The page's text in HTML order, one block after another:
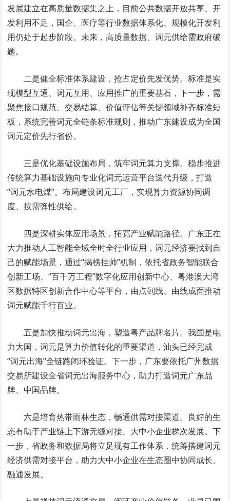
发展建立在高质量数据集之上，目前公共数据开放共享、开
发利用不足，国企、医疗等行业数据体系化、规模化开发利
用仍处于起步阶段。未来，高质量数据、词元供给需政府破
题。
二是健全标准体系建设，抢占定价先发优势。标准是实
现模型互通、词元互用、应用推广的重要基石，下一步，需
聚焦接口规范、交易结算、价值评估等关键领域补齐标准短
板，系统完善词元全链条标准规则，推动广东建设成为全国
词元定价先行省份。
三是优化基础设施布局，筑牢词元算力支撑。稳步推进
传统算力基础设施向专业化词元运营平台迭代升级，打造
“词元水电煤”。布局建设词元工厂，实现算力资源协同调
度、按需弹性供给。
四是深耕实体应用场景，拓宽产业赋能路径。广东正在
大力推动人工智能全域全时全行业应用，词元经济要找到自
己的赋能场景，通过“揭榜挂帅”机制，依托省政务智能联合
创新工场、“百千万工程”数字化应用创新中心、粤港澳大湾
区数据特区创新合作中心等平台，由点到线、由线成面推动
词元赋能千行百业。
五是加快推动词元出海，塑造粤产品牌名片。我国是电
力大国，词元是算力价值转化的重要渠道，汕头已经完成
“词元出海”全链路闭环验证。下一步，广东要依托广州数据
交易所建设全省词元出海服务中心，助力打造词元广东品
牌、中国品牌。
六是培育热带雨林生态，畅通供需对接渠道。良好的生
态有助于产业链上下游无缝对接、大中小企业梯次发展。下
一步，省政务和数据局将立足现有工作体系，统筹搭建词元
经济供需对接平台，助力大中小企业在生态圈中协同成长、
融通发展。